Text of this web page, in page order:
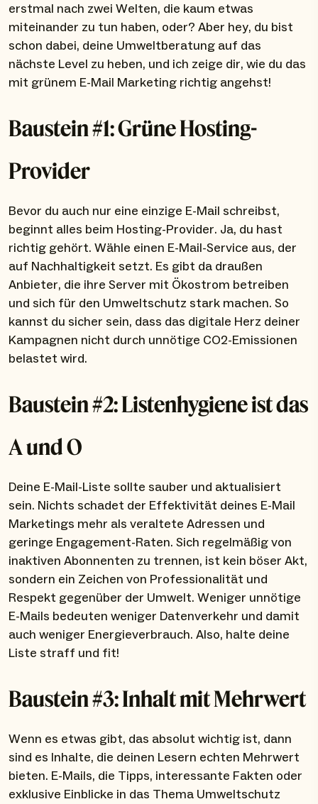
erstmal nach zwei Welten, die kaum etwas
miteinander zu tun haben, oder? Aber hey, du bist
schon dabei, deine Umweltberatung auf das
nächste Level zu heben, und ich zeige dir, wie du das
mit grünem E-Mail Marketing richtig angehst!
Baustein #1: Grüne Hosting-
Provider
Bevor du auch nur eine einzige E-Mail schreibst,
beginnt alles beim Hosting-Provider. Ja, du hast
richtig gehört. Wähle einen E-Mail-Service aus, der
auf Nachhaltigkeit setzt. Es gibt da draußen
Anbieter, die ihre Server mit Ökostrom betreiben
und sich für den Umweltschutz stark machen. So
kannst du sicher sein, dass das digitale Herz deiner
Kampagnen nicht durch unnötige CO2-Emissionen
belastet wird.
Baustein #2: Listenhygiene ist das
A und O
Deine E-Mail-Liste sollte sauber und aktualisiert
sein. Nichts schadet der Effektivität deines E-Mail
Marketings mehr als veraltete Adressen und
geringe Engagement-Raten. Sich regelmäßig von
inaktiven Abonnenten zu trennen, ist kein böser Akt,
sondern ein Zeichen von Professionalität und
Respekt gegenüber der Umwelt. Weniger unnötige
E-Mails bedeuten weniger Datenverkehr und damit
auch weniger Energieverbrauch. Also, halte deine
Liste straff und fit!
Baustein #3: Inhalt mit Mehrwert
Wenn es etwas gibt, das absolut wichtig ist, dann
sind es Inhalte, die deinen Lesern echten Mehrwert
bieten. E-Mails, die Tipps, interessante Fakten oder
exklusive Einblicke in das Thema Umweltschutz